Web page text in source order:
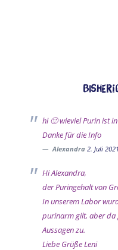
hi 🙂 wieviel Purin ist
Danke für die Info
Alexandra 2. Juli 2021
Hi Alexandra,
der Puringehalt von
In unserem Labor
purinarm gilt, aber da
Aussagen zu.
Liebe Grüße Leni